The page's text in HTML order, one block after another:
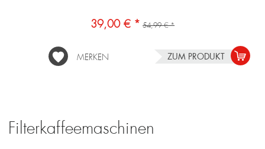
39,00 € * 54,99 € *
MERKEN ZUM PRODUKT
Filterkaffeemaschinen